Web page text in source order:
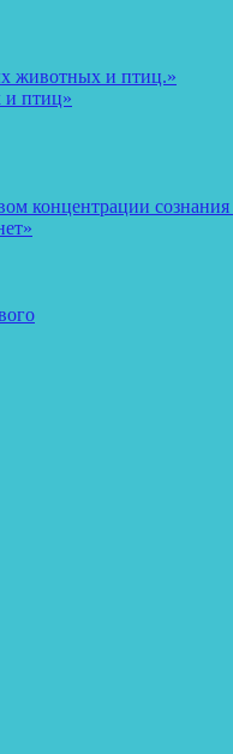
животных и птиц.»
и птиц»
концентрации сознания